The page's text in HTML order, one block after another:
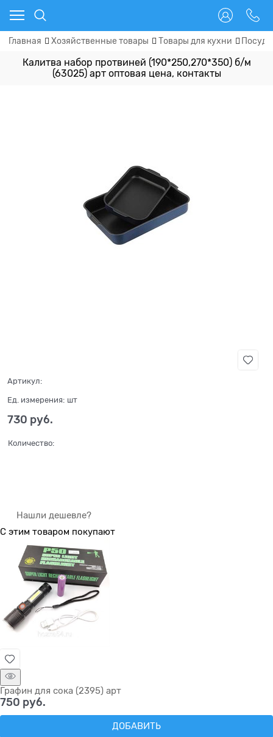
Главная Хозяйственные товары Товары для кухни Посуда
Калитва набор протвиней (190*250,270*350) б/м
(63025) арт оптовая цена, контакты
Артикул:
Ед. измерения: шт
730 руб.
Количество:
Нашли дешевле?
С этим товаром покупают
Графин для сока (2395) арт
750 руб.
ДОБАВИТЬ